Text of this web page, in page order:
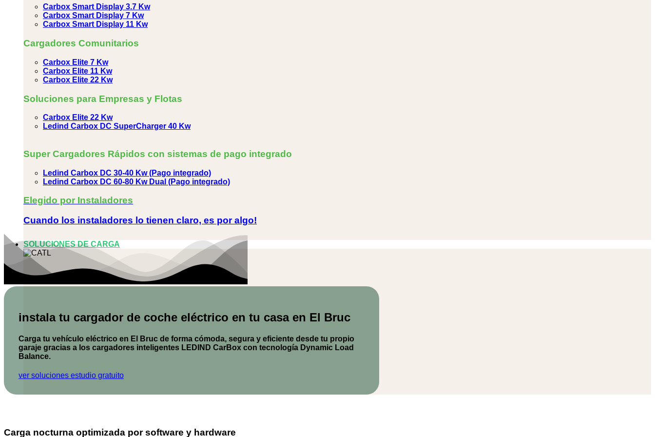
Carbox Smart Display 3.7 Kw
Carbox Smart Display 7 Kw
Carbox Smart Display 11 Kw
Cargadores Comunitarios
Carbox Elite 7 Kw
Carbox Elite 11 Kw
Carbox Elite 22 Kw
Soluciones para Empresas y Flotas
Carbox Elite 22 Kw
Ledind Carbox DC SuperCharger 40 Kw
Super Cargadores Rápidos con sistemas de pago integrado
Ledind Carbox DC 30-40 Kw (Pago integrado)
Ledind Carbox DC 60-80 Kw Dual (Pago integrado)
Elegido por Instaladores
Cuando los instaladores lo tienen claro, es por algo!
SOLUCIONES DE CARGA
instala tu cargador de coche eléctrico en tu casa en El Bruc
Carga tu vehículo eléctrico en El Bruc de forma cómoda, segura y eficiente desde tu propio
garaje gracias a los cargadores inteligentes LEDIND CarBox con tecnología Dynamic Load
Balance.
ver soluciones estudio gratuito
Carga nocturna optimizada por software y hardware